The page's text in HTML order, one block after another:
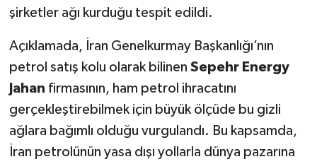
şirketler ağı kurduğu tespit edildi.
Açıklamada, İran Genelkurmay Başkanlığı’nın
petrol satış kolu olarak bilinen Sepehr Energy
Jahan firmasının, ham petrol ihracatını
gerçekleştirebilmek için büyük ölçüde bu gizli
ağlara bağımlı olduğu vurgulandı. Bu kapsamda,
İran petrolünün yasa dışı yollarla dünya pazarına